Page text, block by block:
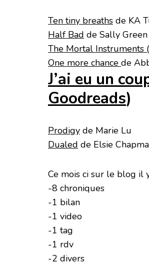
Ten tiny breaths de KA
Half Bad de Sally Green
The Mortal Instruments
One more chance de
J’ai eu un
Goodreads)
Prodigy de Marie Lu
Dualed de Elsie
Ce mois ci sur le blog il
-8 chroniques
-1 bilan
-1 video
-1 tag
-1 rdv
-2 divers